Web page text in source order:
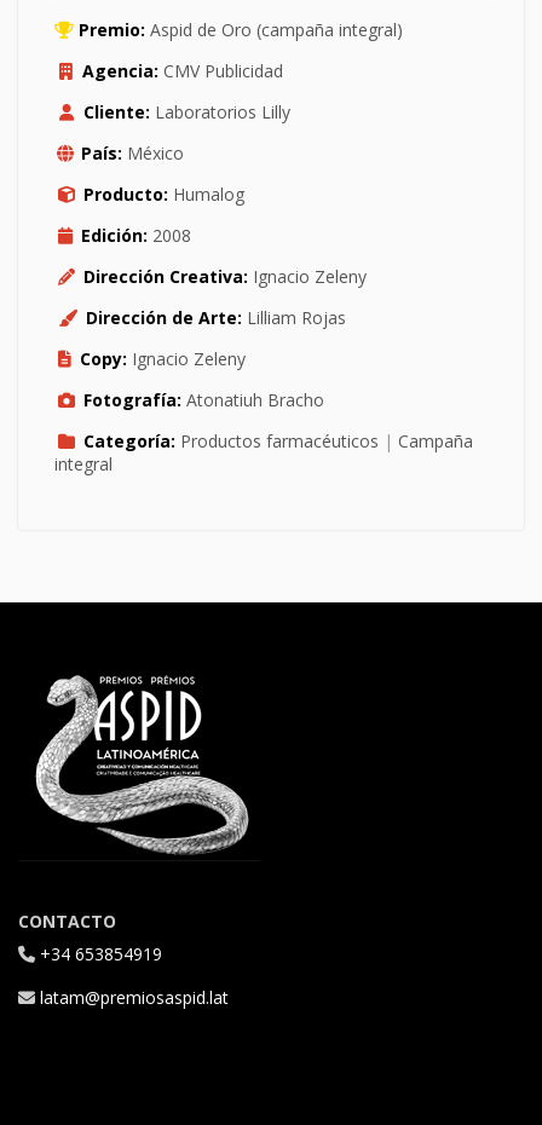
Premio: Aspid de Oro (campaña integral)
Agencia: CMV Publicidad
Cliente: Laboratorios Lilly
País: México
Producto: Humalog
Edición: 2008
Dirección Creativa: Ignacio Zeleny
Dirección de Arte: Lilliam Rojas
Copy: Ignacio Zeleny
Fotografía: Atonatiuh Bracho
Categoría: Productos farmacéuticos | Campaña
integral
CONTACTO
+34 653854919
latam@premiosaspid.lat